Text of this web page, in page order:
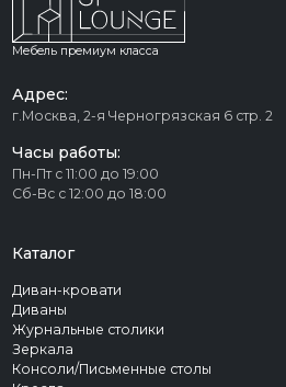
Мебель премиум класса
Адрес:
г.Москва, 2-я Черногрязская 6 стр. 2
Часы работы:
Пн-Пт с 11:00 до 19:00
Сб-Вс с 12:00 до 18:00
Каталог
Диван-кровати
Диваны
Журнальные столики
Зеркала
Консоли/Письменные столы